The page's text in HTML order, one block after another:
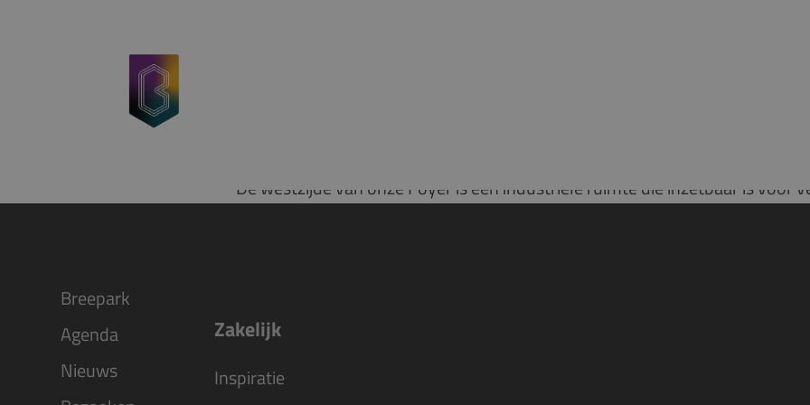
De westzijde van onze Foyer is een industriële ruimte die inzetbaar is voor
Breepark
Agenda
Nieuws
Zakelijk
Inspiratie